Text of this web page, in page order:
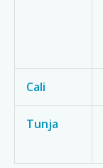
Cali
Tunja